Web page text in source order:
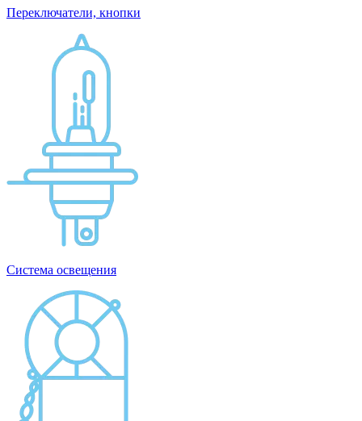
Переключатели, кнопки
Система освещения